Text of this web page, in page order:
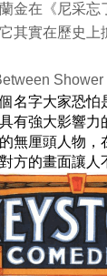
金在《尼采忘
其實在歷史上
Shower
名字大家恐怕
有強大影響力
無厘頭人物，
方的畫面讓人